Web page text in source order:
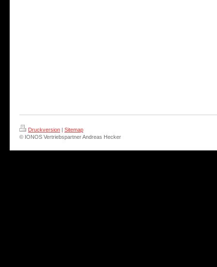
Druckversion | Sitemap
© IONOS Vertriebspartner Andreas Hecker